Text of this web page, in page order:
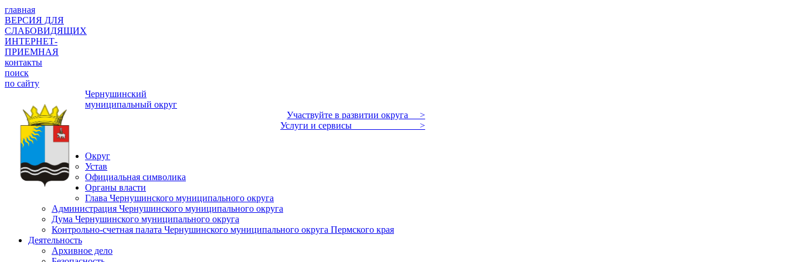
главная
ВЕРСИЯ ДЛЯ
СЛАБОВИДЯЩИХ
ИНТЕРНЕТ-
ПРИЕМНАЯ
контакты
поиск
по сайту
Чернушинский
муниципальный округ
Участвуйте в развитии округа >
Услуги и сервисы >
Округ
Устав
Официальная символика
Органы власти
Глава Чернушинского муниципального округа
Администрация Чернушинского муниципального округа
Дума Чернушинского муниципального округа
Контрольно-счетная палата Чернушинского муниципального округа Пермского края
Деятельность
Архивное дело